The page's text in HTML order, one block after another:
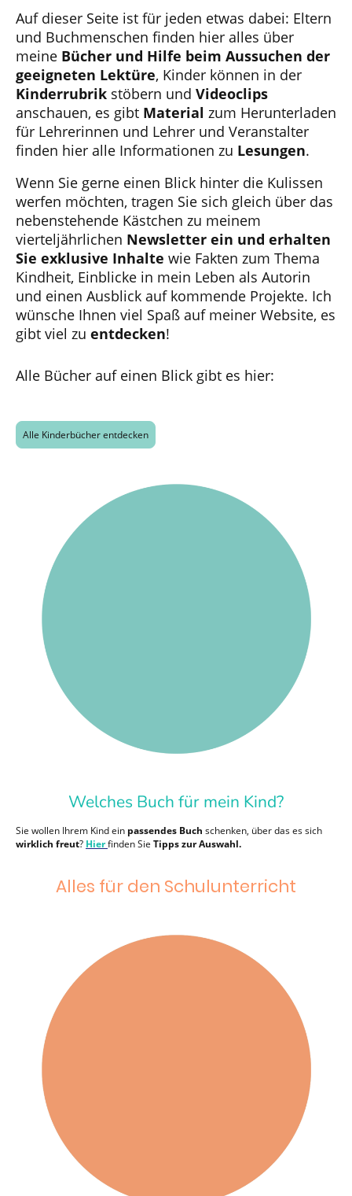
Auf dieser Seite ist für jeden etwas dabei: Eltern
und Buchmenschen finden hier alles über
meine Bücher und Hilfe beim Aussuchen der
geeigneten Lektüre, Kinder können in der
Kinderrubrik stöbern und Videoclips
anschauen, es gibt Material zum Herunterladen
für Lehrerinnen und Lehrer und Veranstalter
finden hier alle Informationen zu Lesungen.
Wenn Sie gerne einen Blick hinter die Kulissen
werfen möchten, tragen Sie sich gleich über das
nebenstehende Kästchen zu meinem
vierteljährlichen Newsletter ein und erhalten
Sie exklusive Inhalte wie Fakten zum Thema
Kindheit, Einblicke in mein Leben als Autorin
und einen Ausblick auf kommende Projekte. Ich
wünsche Ihnen viel Spaß auf meiner Website, es
gibt viel zu entdecken!
Alle Bücher auf einen Blick gibt es hier:
Alle Kinderbücher entdecken
Welches Buch für mein Kind?
Sie wollen Ihrem Kind ein passendes Buch schenken, über das es sich
wirklich freut? Hierfinden Sie Tipps zur Auswahl.
Alles für den Schulunterricht